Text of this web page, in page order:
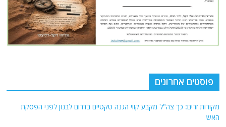
פוסטים אחרונים
מקורות זרים: כך צה"ל מקבע קווי הגנה טקטיים בדרום לבנון לפני הפסקת
האש